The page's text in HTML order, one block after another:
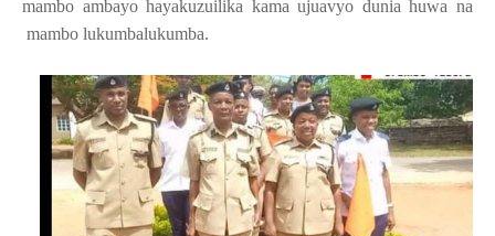
mambo ambayo hayakuzuilika kama ujuavyo dunia huwa na
mambo lukumbalukumba.